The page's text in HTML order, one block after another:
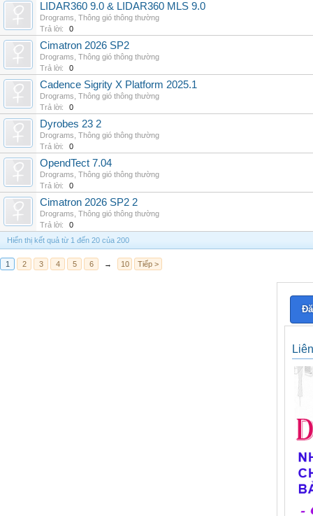
LIDAR360 9.0 & LIDAR360 MLS 9.0
Drograms Thông gió thông thường
Trả lời:
0
Cimatron 2026 SP2
Drograms Thông gió thông thường
Trả lời:
0
Cadence Sigrity X Platform 2025.1
Drograms Thông gió thông thường
Trả lời:
0
Dyrobes 23 2
Drograms Thông gió thông thường
Trả lời:
0
OpendTect 7.04
Drograms Thông gió thông thường
Trả lời:
0
Cimatron 2026 SP2 2
Drograms Thông gió thông thường
Trả lời:
0
Hiển thị kết quả từ 1 đến 20 của 200
1 2 3 4 5 6 → 10 Tiếp >